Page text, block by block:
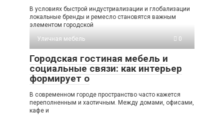
В условиях быстрой индустриализации и глобализации
локальные бренды и ремесло становятся важным
элементом городской
Уличная мебель
0
Городская гостиная мебель и
социальные связи: как интерьер
формирует о
В современном городе пространство часто кажется
переполненным и хаотичным. Между домами, офисами,
кафе и